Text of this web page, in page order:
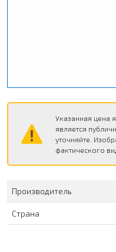
Указанная цена
является
уточняйте.
фактического
Производитель
Страна